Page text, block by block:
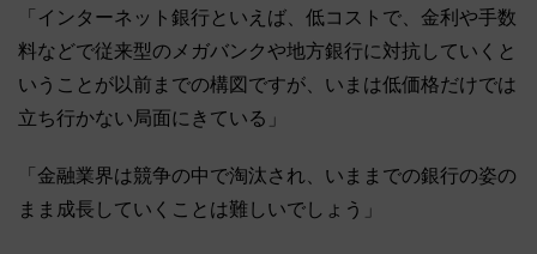
「インターネット銀行といえば、低コストで、金利や手数
料などで従来型のメガバンクや地方銀行に対抗していくと
いうことが以前までの構図ですが、いまは低価格だけでは
立ち行かない局面にきている」
「金融業界は競争の中で淘汰され、いままでの銀行の姿の
まま成長していくことは難しいでしょう」